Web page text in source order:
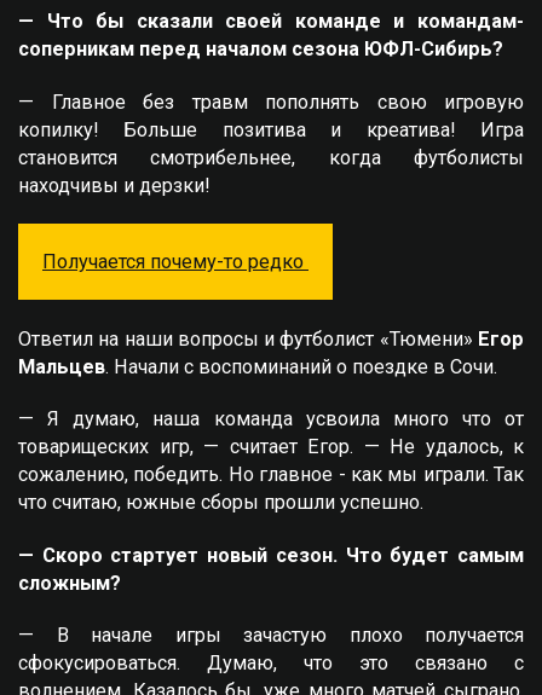
— Что бы сказали своей команде и командам-
соперникам перед началом сезона ЮФЛ-Сибирь?
— Главное без травм пополнять свою игровую
копилку! Больше позитива и креатива! Игра
становится смотрибельнее, когда футболисты
находчивы и дерзки!
Получается почему-то редко
Ответил на наши вопросы и футболист «Тюмени» Егор
Мальцев. Начали с воспоминаний о поездке в Сочи.
— Я думаю, наша команда усвоила много что от
товарищеских игр, — считает Егор. — Не удалось, к
сожалению, победить. Но главное - как мы играли. Так
что считаю, южные сборы прошли успешно.
— Скоро стартует новый сезон. Что будет самым
сложным?
— В начале игры зачастую плохо получается
сфокусироваться. Думаю, что это связано с